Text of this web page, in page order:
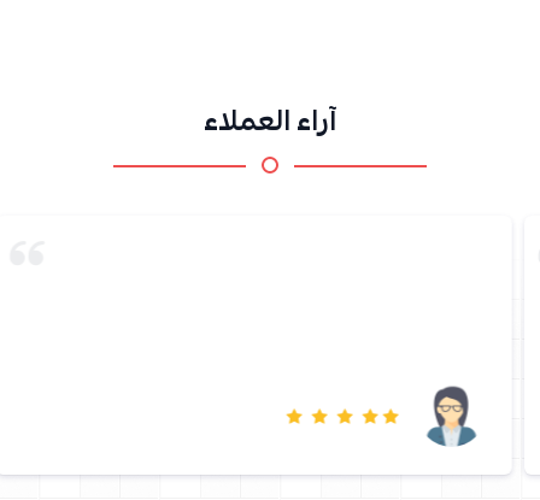
آراء العملاء